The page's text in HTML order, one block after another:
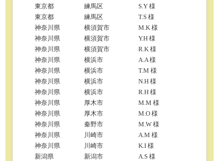
東京都
練馬区
S.Y 様
東京都
練馬区
T.S 様
神奈川県
横須賀市
M.K 様
神奈川県
横須賀市
Y.H 様
神奈川県
横須賀市
R.K 様
神奈川県
横浜市
A.A 様
神奈川県
横浜市
T.M 様
神奈川県
横浜市
N.H 様
神奈川県
横浜市
R.H 様
神奈川県
厚木市
M.M 様
神奈川県
厚木市
M.O 様
神奈川県
秦野市
M.W 様
神奈川県
川崎市
A.M 様
神奈川県
川崎市
K.I 様
新潟県
新潟市
A.S 様